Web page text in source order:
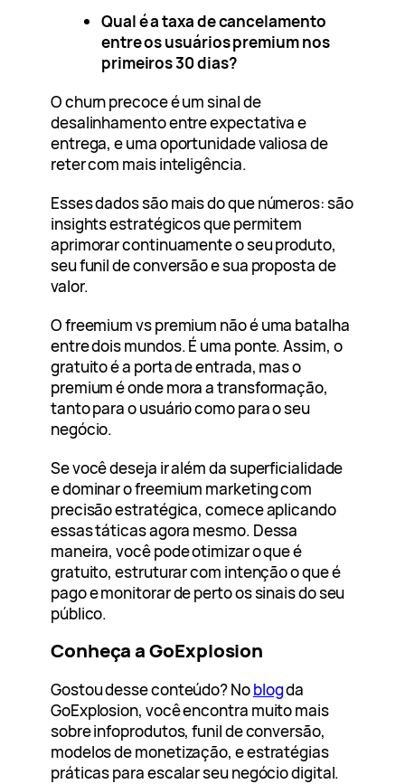
Qual é a taxa de cancelamento
entre os usuários premium nos
primeiros 30 dias?
O churn precoce é um sinal de
desalinhamento entre expectativa e
entrega, e uma oportunidade valiosa de
reter com mais inteligência.
Esses dados são mais do que números: são
insights estratégicos que permitem
aprimorar continuamente o seu produto,
seu funil de conversão e sua proposta de
valor.
O freemium vs premium não é uma batalha
entre dois mundos. É uma ponte. Assim, o
gratuito é a porta de entrada, mas o
premium é onde mora a transformação,
tanto para o usuário como para o seu
negócio.
Se você deseja ir além da superficialidade
e dominar o freemium marketing com
precisão estratégica, comece aplicando
essas táticas agora mesmo. Dessa
maneira, você pode otimizar o que é
gratuito, estruturar com intenção o que é
pago e monitorar de perto os sinais do seu
público.
Conheça a GoExplosion
Gostou desse conteúdo? Noblogda
GoExplosion, você encontra muito mais
sobre infoprodutos, funil de conversão,
modelos de monetização, e estratégias
práticas para escalar seu negócio digital.